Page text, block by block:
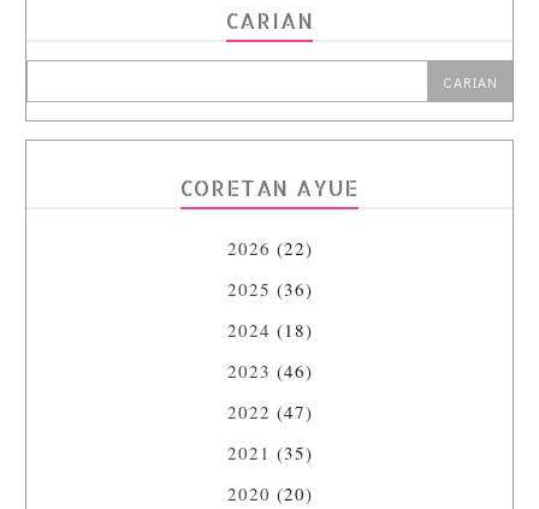
CARIAN
CORETAN AYUE
2026 (22)
2025 (36)
2024 (18)
2023 (46)
2022 (47)
2021 (35)
2020 (20)